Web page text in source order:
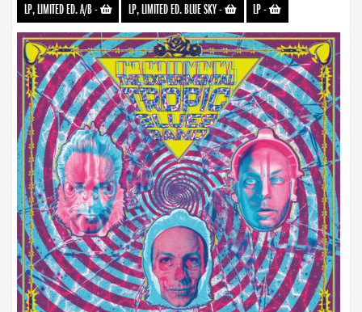
LP, LIMITED ED. A/B- LP, LIMITED ED. BLUE SKY- LP-